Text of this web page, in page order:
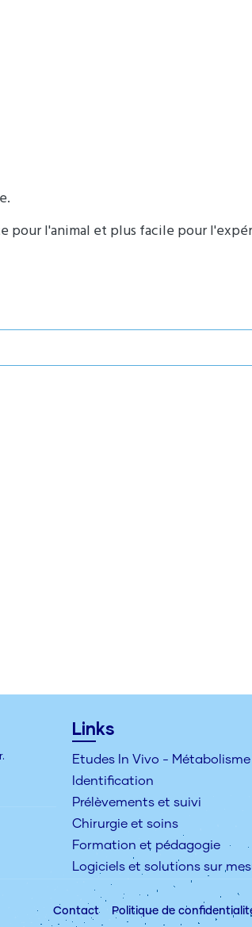
pour l'animal et plus facile pour
Links
Etudes In Vivo - Métabolisme
Identification
Prélèvements et suivi
Chirurgie et soins
Formation et pédagogie
Logiciels et solutions sur
Contact Politique de